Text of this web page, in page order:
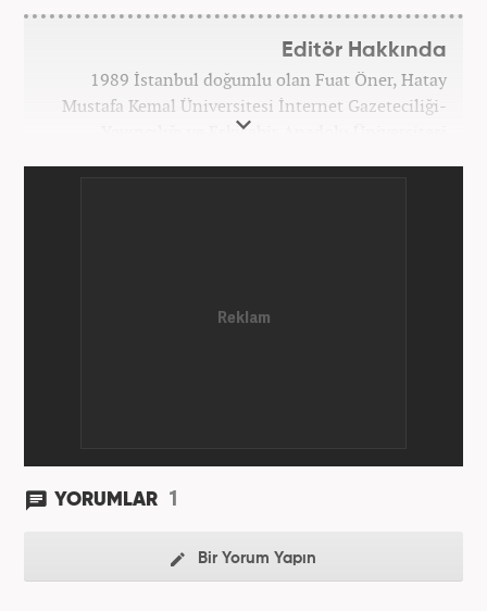
Editör Hakkında
1989 İstanbul doğumlu olan Fuat Öner, Hatay
Mustafa Kemal Üniversitesi İnternet Gazeteciliği-
Yayıncılığı ve Eskişehir Anadolu Üniversitesi
Öner, şu anda Haber7.com'da Yayın Koordinatörü
YORUMLAR 1
Bir Yorum Yapın